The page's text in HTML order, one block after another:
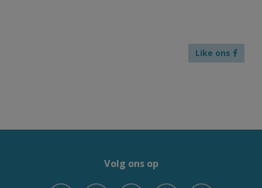
Like ons
Volg ons op